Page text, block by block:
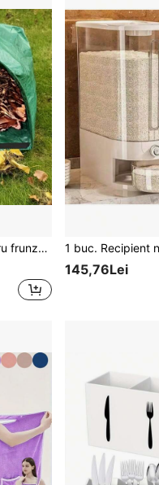
sac pentru deșeuri de grădină de capacitate mare
145,76Lei